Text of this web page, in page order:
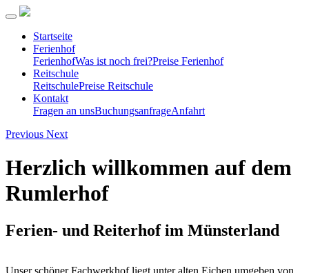
Startseite
Ferienhof
FerienhofWas ist noch frei?Preise Ferienhof
Reitschule
ReitschulePreise Reitschule
Kontakt
Fragen an unsBuchungsanfrageAnfahrt
Previous Next
Herzlich willkommen auf dem
Rumlerhof
Ferien- und Reiterhof im Münsterland
Unser schöner Fachwerkhof liegt unter alten Eichen umgeben von